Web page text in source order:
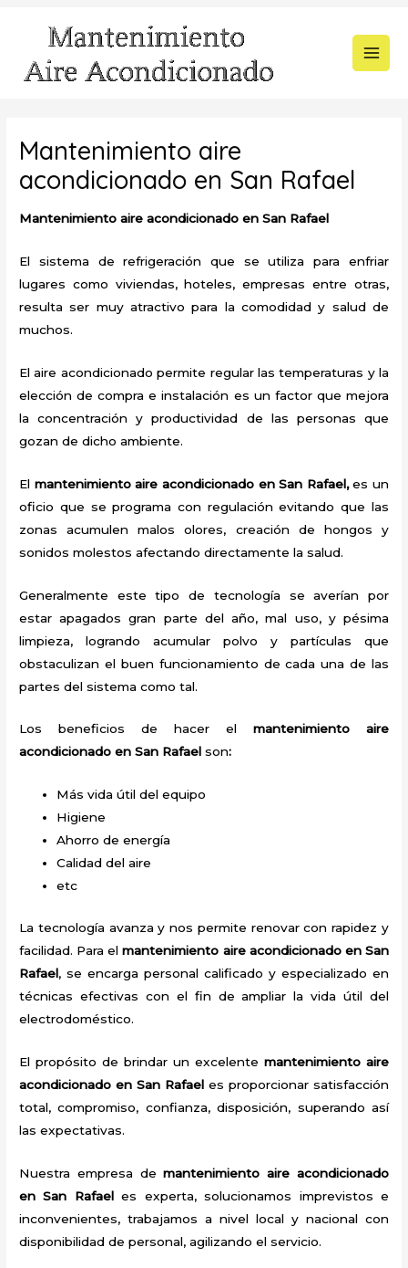
contenido
Mantenimiento aire
acondicionado en San Rafael
Mantenimiento aire acondicionado en San Rafael
El sistema de refrigeración que se utiliza para enfriar
lugares como viviendas, hoteles, empresas entre otras,
resulta ser muy atractivo para la comodidad y salud de
muchos.
El aire acondicionado permite regular las temperaturas y la
elección de compra e instalación es un factor que mejora
la concentración y productividad de las personas que
gozan de dicho ambiente.
El mantenimiento aire acondicionado en San Rafael,es un
oficio que se programa con regulación evitando que las
zonas acumulen malos olores, creación de hongos y
sonidos molestos afectando directamente la salud.
Generalmente este tipo de tecnología se averían por
estar apagados gran parte del año, mal uso, y pésima
limpieza, logrando acumular polvo y partículas que
obstaculizan el buen funcionamiento de cada una de las
partes del sistema como tal.
Los beneficios de hacer el mantenimiento aire
acondicionado en San Rafaelson:
Más vida útil del equipo
Higiene
Ahorro de energía
Calidad del aire
etc
La tecnología avanza y nos permite renovar con rapidez y
facilidad. Para elmantenimiento aire acondicionado en San
Rafael, se encarga personal calificado y especializado en
técnicas efectivas con el fin de ampliar la vida útil del
electrodoméstico.
El propósito de brindar un excelente mantenimiento aire
acondicionado en San Rafael es proporcionar satisfacción
total, compromiso, confianza, disposición, superando así
las expectativas.
Nuestra empresa demantenimiento aire acondicionado
en San Rafaeles experta, solucionamos imprevistos e
inconvenientes, trabajamos a nivel local y nacional con
disponibilidad de personal, agilizando el servicio.